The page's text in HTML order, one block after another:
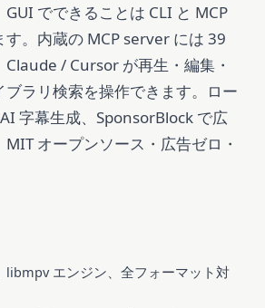
でできることは CLI と MCP
す。内蔵の MCP server には 39
/ Cursor が再生・編集・
ラリ検索を操作できます。ロー
字幕生成、SponsorBlock で広
オープンソース・広告ゼロ・
libmpv エンジン、全フォーマット対